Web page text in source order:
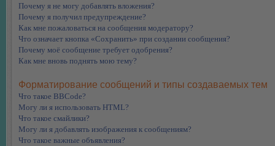
Почему я не могу добавлять вложения?
Почему я получил предупреждение?
Как мне пожаловаться на сообщения модератору?
Что означает кнопка «Сохранить» при создании сообщения?
Почему моё сообщение требует одобрения?
Как мне вновь поднять мою тему?
Форматирование сообщений и типы создаваемых тем
Что такое BBCode?
Могу ли я использовать HTML?
Что такое смайлики?
Могу ли я добавлять изображения к сообщениям?
Что такое важные объявления?